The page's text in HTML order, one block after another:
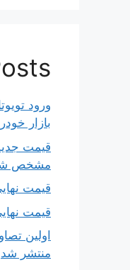
بازار
قیمت
مشخص شد +
قیمت
قیمت
منتشر شد